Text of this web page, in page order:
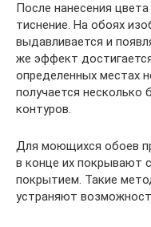
После нанесения
тиснение. На обоях
выдавливается и
же эффект
определенных местах
получается несколько
контуров.
Для моющихся обоев
в конце их покрывают
покрытием. Такие
устраняют